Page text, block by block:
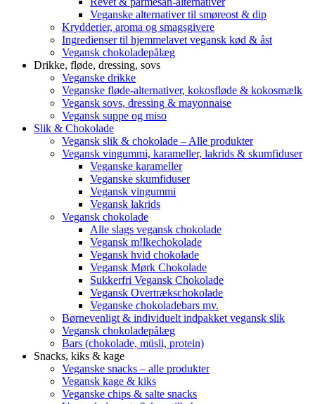
Veganske alternativer til smøreost & dip
Krydderier, aroma og smagsgivere
Ingredienser til hjemmelavet vegansk kød & åst
Vegansk chokoladepålæg
Drikke, fløde, dressing, sovs
Veganske drikke
Veganske fløde-alternativer, kokosfløde & kokosmælk
Vegansk sovs, dressing & mayonnaise
Vegansk suppe og miso
Slik & Chokolade
Vegansk slik & chokolade – Alle produkter
Vegansk vingummi, karameller, lakrids & skumfiduser
Veganske karameller
Veganske skumfiduser
Vegansk vingummi
Vegansk lakrids
Vegansk chokolade
Alle slags vegansk chokolade
Vegansk m!lkechokolade
Vegansk hvid chokolade
Vegansk Mørk Chokolade
Sukkerfri Vegansk Chokolade
Vegansk Overtrækschokolade
Veganske chokoladebars mv.
Børnevenligt & individuelt indpakket vegansk slik
Vegansk chokoladepålæg
Bars (chokolade, müsli, protein)
Snacks, kiks & kage
Veganske snacks – alle produkter
Vegansk kage & kiks
Veganske chips & salte snacks